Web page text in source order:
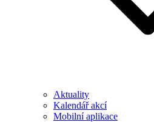
Aktuality
Kalendář akcí
Mobilní aplikace